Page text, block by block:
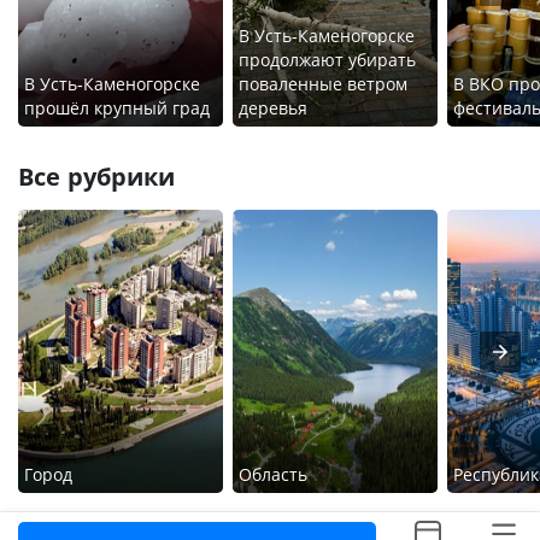
В Усть-Каменогорске
прошёл крупный град
В Усть-Каменогорске
продолжают убирать
поваленные ветром
деревья
В ВКО
Все рубрики
Город Область